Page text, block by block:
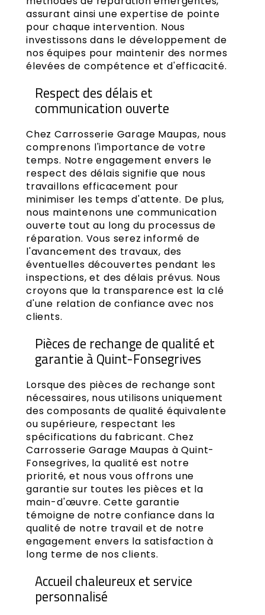
assurant ainsi une expertise de pointe
pour chaque intervention. Nous
investissons dans le développement de
nos équipes pour maintenir des normes
élevées de compétence et d'efficacité.
Respect des délais et
communication ouverte
Chez Carrosserie Garage Maupas, nous
comprenons l'importance de votre
temps. Notre engagement envers le
respect des délais signifie que nous
travaillons efficacement pour
minimiser les temps d'attente. De plus,
nous maintenons une communication
ouverte tout au long du processus de
réparation. Vous serez informé de
l'avancement des travaux, des
éventuelles découvertes pendant les
inspections, et des délais prévus. Nous
croyons que la transparence est la clé
d'une relation de confiance avec nos
clients.
Pièces de rechange de qualité et
garantie à Quint-Fonsegrives
Lorsque des pièces de rechange sont
nécessaires, nous utilisons uniquement
des composants de qualité équivalente
ou supérieure, respectant les
spécifications du fabricant. Chez
Carrosserie Garage Maupas à Quint-
Fonsegrives, la qualité est notre
priorité, et nous vous offrons une
garantie sur toutes les pièces et la
main-d'œuvre. Cette garantie
témoigne de notre confiance dans la
qualité de notre travail et de notre
engagement envers la satisfaction à
long terme de nos clients.
Accueil chaleureux et service
personnalisé